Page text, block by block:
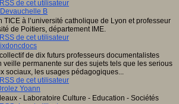
de cet utilisateur
Devauchelle B
TICE à l’université catholique de Lyon et professeur
de Poitiers, département IME.
de cet utilisateur
de dix futurs professeurs documentalistes
veille permanente sur des sujets tels que les serious
sociaux, les usages pédagogiques...
de cet utilisateur
Yoann
- Laboratoire Culture - Education - Sociétés